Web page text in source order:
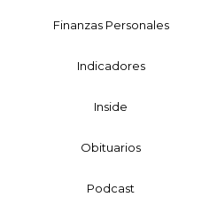
Finanzas Personales
Indicadores
Inside
Obituarios
Podcast